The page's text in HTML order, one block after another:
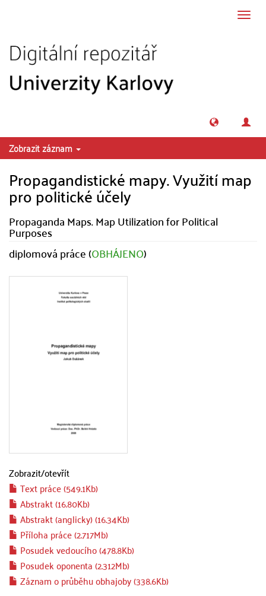
Zobrazit záznam
Propagandistické mapy. Využití map
pro politické účely
Propaganda Maps. Map Utilization for Political
Purposes
diplomová práce (OBHÁJENO)
Zobrazit/otevřít
Text práce (549.1Kb)
Abstrakt (16.80Kb)
Abstrakt (anglicky) (16.34Kb)
Příloha práce (2.717Mb)
Posudek vedoucího (478.8Kb)
Posudek oponenta (2.312Mb)
Záznam o průběhu obhajoby (338.6Kb)